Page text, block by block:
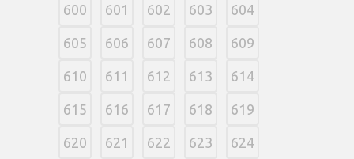
600 601 602 603 604
605 606 607 608 609
610 611 612 613 614
615 616 617 618 619
620 621 622 623 624